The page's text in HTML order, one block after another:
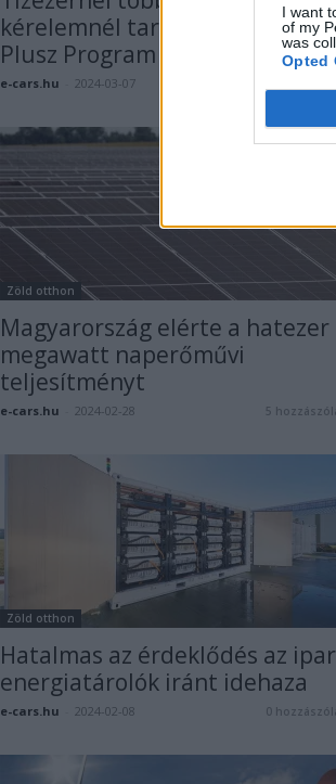
I want
of my
was
Opted
kérelemnél tart a Napenergia
Plusz Program
e-cars.hu 2024-03-07
Zöld otthon
Magyarország elérte a hatezer
megawatt naperőművi
teljesítményt
e-cars.hu 2024-02-28 5
Zöld otthon
Hatalmas az érdeklődés az
energiatárolók iránt idehaza
e-cars.hu 2024-02-08 0